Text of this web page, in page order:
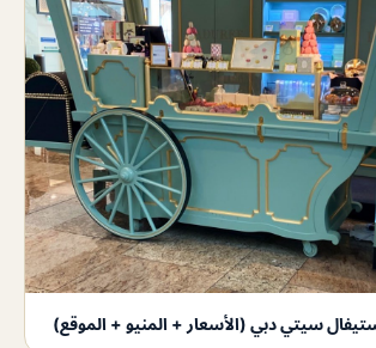
سيتي دبي (الأسعار + المنيو + الموقع)